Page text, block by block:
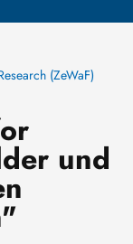
(ZeWaF)
und